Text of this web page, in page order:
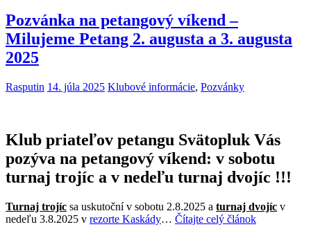
Pozvánka na petangový víkend –
Milujeme Petang 2. augusta a 3. augusta
2025
Rasputin 14. júla 2025 Klubové informácie, Pozvánky
Klub priateľov petangu Svätopluk Vás
pozýva na petangový víkend: v sobotu
turnaj trojíc a v nedeľu turnaj dvojíc !!!
Turnaj trojíc sa uskutoční v sobotu 2.8.2025 a turnaj dvojíc v
nedeľu 3.8.2025 v rezorte Kaskády… Čítajte celý článok